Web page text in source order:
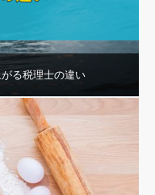
る税理士の違い